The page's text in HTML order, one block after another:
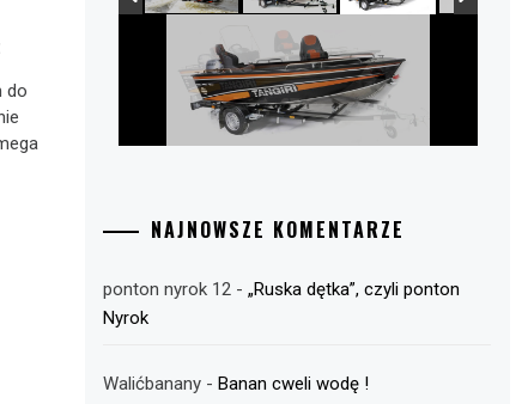
do
NAJNOWSZE KOMENTARZE
ponton nyrok 12 -„Ruska dętka”, czyli ponton
Nyrok
Walićbanany -Banan cweli wodę !